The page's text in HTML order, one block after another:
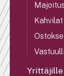
Yrittäjille